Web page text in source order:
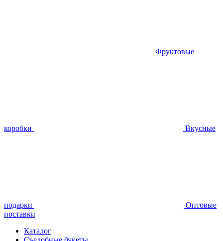
Фруктовые
коробки Вкусные
подарки
Оптовые
поставки
Каталог